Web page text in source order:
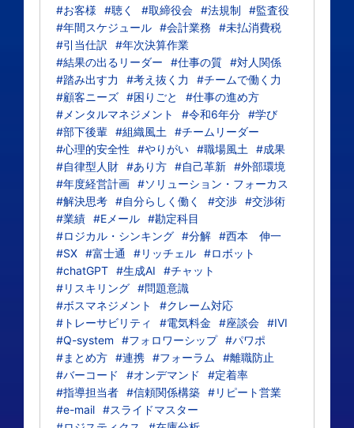
#お客様
#聴く #取締役会 #法規制
#監査役
#年間スケジュール #会計業務
#未払消費税
#引当仕訳
#年次決算作業
#結果の出るリーダー
#仕事の質 #対人関係
#踏み出す力
#考え抜く力
#チームで働く力
#顧客ニーズ #困りごと
#仕事の進め方
#メンタルマネジメント
#令和6年分 #学び
#部下後輩 #組織風土
#チームリーダー
#心理的安全性
#やりがい #職場風土
#成果
#自律型人財 #あり方 #自己革新 #外部環境
#年度経営計画 #ソリューション・フォーカス
#解決思考 #自分らしく働く #交渉 #交渉術
#業績 #Eメール #勘定科目
#ロジカル・シンキング #分解 #西本 伸一
#SX #富士通 #リッチェル #ロボット
#chatGPT #生成AI
#チャット
#リスキリング #問題意識
#ボスマネジメント
#クレーム対応
#トレーサビリティ
#電気料金 #座談会 #IVI
#Q-system
#フォロワーシップ #パワポ
#まとめ方 #連携 #フォーラム
#離職防止
#バーコード
#オンデマンド
#定着率
#指導担当者 #信頼関係構築 #リピート営業
#e-mail #スライドマスター